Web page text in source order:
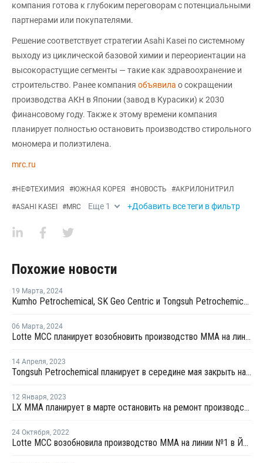
компания готова к глубоким переговорам с потенциальными
партнерами или покупателями.
Решение соответствует стратегии Asahi Kasei по системному
выходу из циклической базовой химии и переориентации на
высокорастущие сегменты — такие как здравоохранение и
строительство. Ранее компания объявила о сокращении
производства АКН в Японии (завод в Курасики) к 2030
финансовому году. Также к этому времени компания
планирует полностью остановить производство стирольного
мономера и полиэтилена.
mrc.ru
#НЕФТЕХИМИЯ #ЮЖНАЯ КОРЕЯ #НОВОСТЬ #АКРИЛОНИТРИЛ
#ASAHI KASEI #MRC Еще 1 +Добавить все теги в фильтр
Похожие новости
19 Марта, 2024
Kumho Petrochemical, SK Geo Centric и Tongsuh Petrochemical создадут цепочку поставок биомономеров
06 Марта, 2024
Lotte MCC планирует возобновить производство ММА на линии №2 в Йосу
14 Апреля, 2023
Tongsuh Petrochemical планирует в середине мая закрыть на ремонт линию №3 по выпуску АКН в Ульсане
12 Января, 2023
LX MMA планирует в марте остановить на ремонт производство ММА на линии №2 в Йосу
24 Октября, 2022
Lotte MCC возобновила производство ММА на линии №1 в Йосу